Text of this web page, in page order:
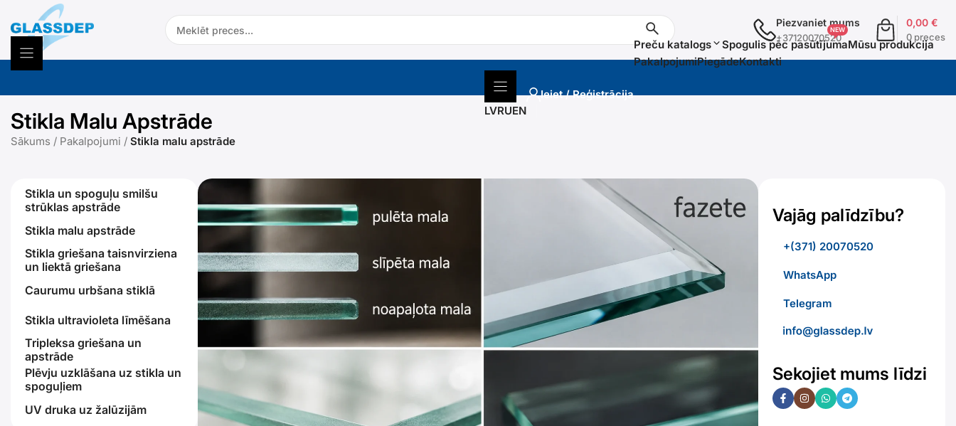
uz
Search: Piezvaniet mums
+37120070520
0,00 €
0 preces
Preču katalogs Spogulis pēc pasūtījumaMūsu produkcija
PakalpojumiPiegādeKontakti
LVRUEN
Ieiet / Reģistrācija
Stikla Malu Apstrāde
Sākums / Pakalpojumi / Stikla malu apstrāde
Stikla un spoguļu smilšu
strūklas apstrāde
Stikla malu apstrāde
Stikla griešana taisnvirziena
un liektā griešana
Caurumu urbšana stiklā
Stikla ultravioleta līmēšana
Tripleksa griešana un
apstrāde
Plēvju uzklāšana uz stikla un
spoguļiem
UV druka uz žalūzijām
Vajāg palīdzību?
+(371) 20070520
WhatsApp
Telegram
Sekojiet mums līdzi